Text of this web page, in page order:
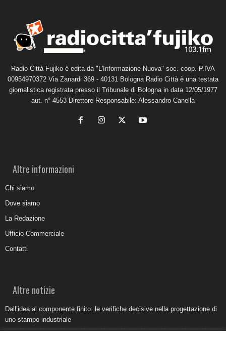
Radio Città Fujiko è edita da "L'Informazione Nuova" soc. coop. P.IVA
00954970372 Via Zanardi 369 - 40131 Bologna Radio Città è una testata
giornalistica registrata presso il Tribunale di Bologna in data 12/05/1977
aut. n° 4553 Direttore Responsabile: Alessandro Canella
Altre informazioni
Chi siamo
Dove siamo
La Redazione
Ufficio Commerciale
Contatti
Altre notizie
Dall’idea al componente finito: le verifiche decisive nella progettazione di
uno stampo industriale